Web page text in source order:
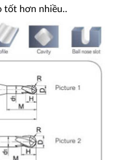
tốt hơn nhiều..